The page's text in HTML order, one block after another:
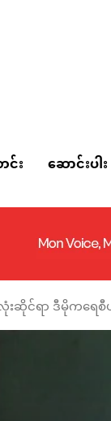
း ဆောင်းပါး
ဆိုင်ရာ ဒီမိုကရေ